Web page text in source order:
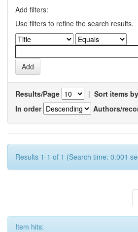
Add filters:
Use filters to refine the search results.
Results/Page | Sort items by
In order
Authors/
Results 1-1 of 1 (Search time: 0.001
Item hits: